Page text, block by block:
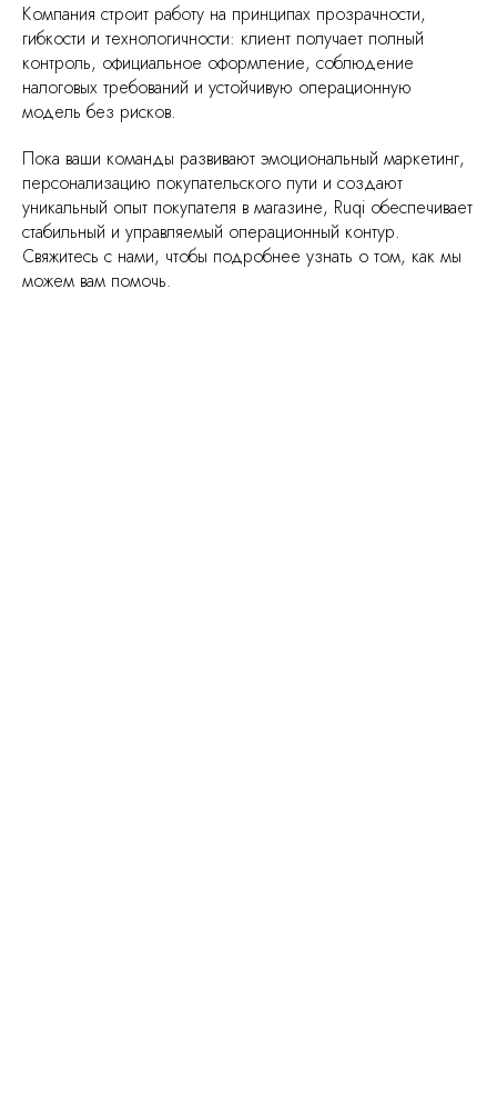
Компания строит работу на принципах прозрачности,
гибкости и технологичности: клиент получает полный
контроль, официальное оформление, соблюдение
налоговых требований и устойчивую операционную
модель без рисков.
Пока ваши команды развивают эмоциональный маркетинг,
персонализацию покупательского пути и создают
уникальный опыт покупателя в магазине, Ruqi обеспечивает
стабильный и управляемый операционный контур.
Свяжитесь с нами, чтобы подробнее узнать о том, как мы
можем вам помочь.
Получить консультацию